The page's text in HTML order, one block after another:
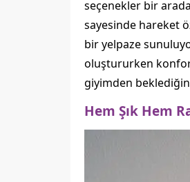
seçenekler bir
sayesinde hareket
bir yelpaze
oluştururken
giyimden
Hem Şık Hem